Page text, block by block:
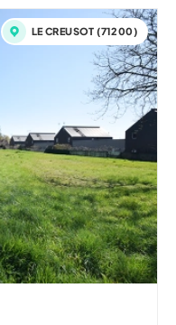
LE CREUSOT (71200)